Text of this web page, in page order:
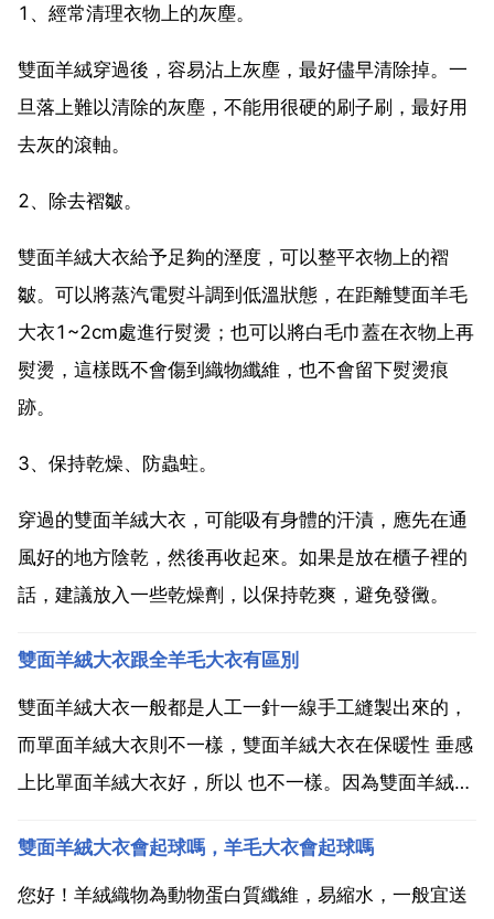
1、經常清理衣物上的灰塵。
雙面羊絨穿過後，容易沾上灰塵，最好儘早清除掉。一
旦落上難以清除的灰塵，不能用很硬的刷子刷，最好用
去灰的滾軸。
2、除去褶皺。
雙面羊絨大衣給予足夠的溼度，可以整平衣物上的褶
皺。可以將蒸汽電熨斗調到低溫狀態，在距離雙面羊毛
大衣1~2cm處進行熨燙；也可以將白毛巾蓋在衣物上再
熨燙，這樣既不會傷到織物纖維，也不會留下熨燙痕
跡。
3、保持乾燥、防蟲蛀。
穿過的雙面羊絨大衣，可能吸有身體的汗漬，應先在通
風好的地方陰乾，然後再收起來。如果是放在櫃子裡的
話，建議放入一些乾燥劑，以保持乾爽，避免發黴。
雙面羊絨大衣跟全羊毛大衣有區別
雙面羊絨大衣一般都是人工一針一線手工縫製出來的，
而單面羊絨大衣則不一樣，雙面羊絨大衣在保暖性 垂感
上比單面羊絨大衣好，所以 也不一樣。因為雙面羊絨大
都不是 親 區別如下哦 雙面羊毛和雙面羊絨的區別其實
也就是羊毛與羊絨的區別。相比之下，羊絨大衣比羊毛
雙面羊絨大衣會起球嗎，羊毛大衣會起球嗎
您好！羊絨織物為動物蛋白質纖維，易縮水，一般宜送